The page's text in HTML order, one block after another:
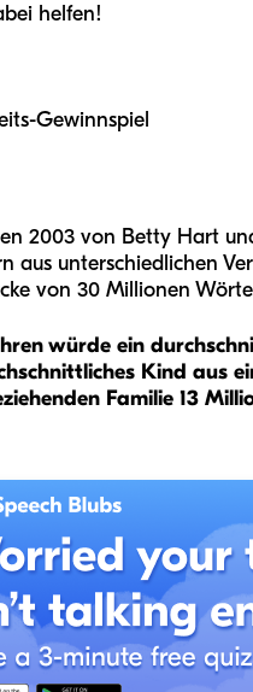
helfen!
Gewinnspiel
2003 von Betty Hart
aus unterschiedlichen
von 30 Millionen
würde ein
Kind aus
Familie 13